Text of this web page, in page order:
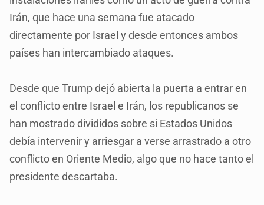
Irán, que hace una semana fue atacado
directamente por Israel y desde entonces ambos
países han intercambiado ataques.
Desde que Trump dejó abierta la puerta a entrar en
el conflicto entre Israel e Irán, los republicanos se
han mostrado divididos sobre si Estados Unidos
debía intervenir y arriesgar a verse arrastrado a otro
conflicto en Oriente Medio, algo que no hace tanto el
presidente descartaba.